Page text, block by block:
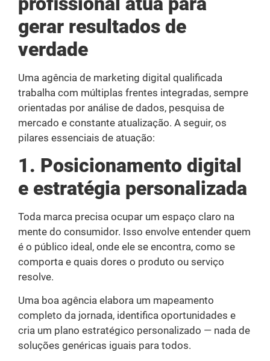
gerar resultados de
verdade
Uma agência de marketing digital qualificada
trabalha com múltiplas frentes integradas, sempre
orientadas por análise de dados, pesquisa de
mercado e constante atualização. A seguir, os
pilares essenciais de atuação:
1. Posicionamento digital
e estratégia personalizada
Toda marca precisa ocupar um espaço claro na
mente do consumidor. Isso envolve entender quem
é o público ideal, onde ele se encontra, como se
comporta e quais dores o produto ou serviço
resolve.
Uma boa agência elabora um mapeamento
completo da jornada, identifica oportunidades e
cria um plano estratégico personalizado — nada de
soluções genéricas iguais para todos.